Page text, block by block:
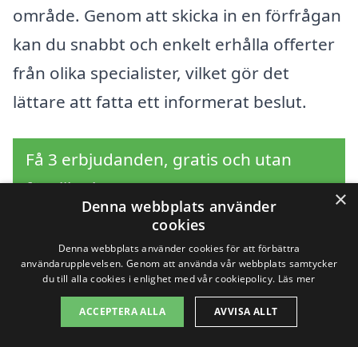
område. Genom att skicka in en förfrågan
kan du snabbt och enkelt erhålla offerter
från olika specialister, vilket gör det
lättare att fatta ett informerat beslut.
Få 3 erbjudanden, gratis och utan
förpliktelser
Sök efter en
professionell för
×
Denna webbplats använder
cookies
Denna webbplats använder cookies för att förbättra
användarupplevelsen. Genom att använda vår webbplats samtycker
du till alla cookies i enlighet med vår cookiepolicy. Läs mer
ACCEPTERA ALLA AVVISA ALLT